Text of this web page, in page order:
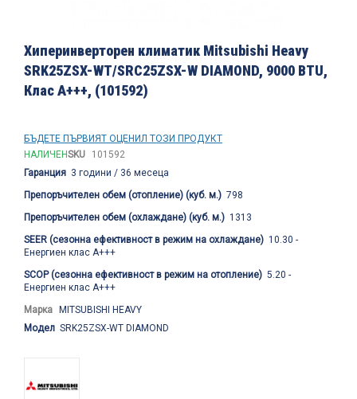
към
началото
на
галерия
Хиперинверторен климатик Mitsubishi Heavy
SRK25ZSX-WT/SRC25ZSX-W DIAMOND, 9000 BTU,
Клас A+++, (101592)
БЪДЕТЕ ПЪРВИЯТ ОЦЕНИЛ ТОЗИ ПРОДУКТ
НАЛИЧЕНSKU
101592
Гаранция 3 години / 36 месеца
Препоръчителен обем (отопление) (куб. м.) 798
Препоръчителен обем (охлаждане) (куб. м.) 1313
SEER (сезонна ефективност в режим на охлаждане) 10.30 -
Енергиен клас А+++
SCOP (сезонна ефективност в режим на отопление) 5.20 -
Енергиен клас А+++
Марка MITSUBISHI HEAVY
Модел SRK25ZSX-WT DIAMOND